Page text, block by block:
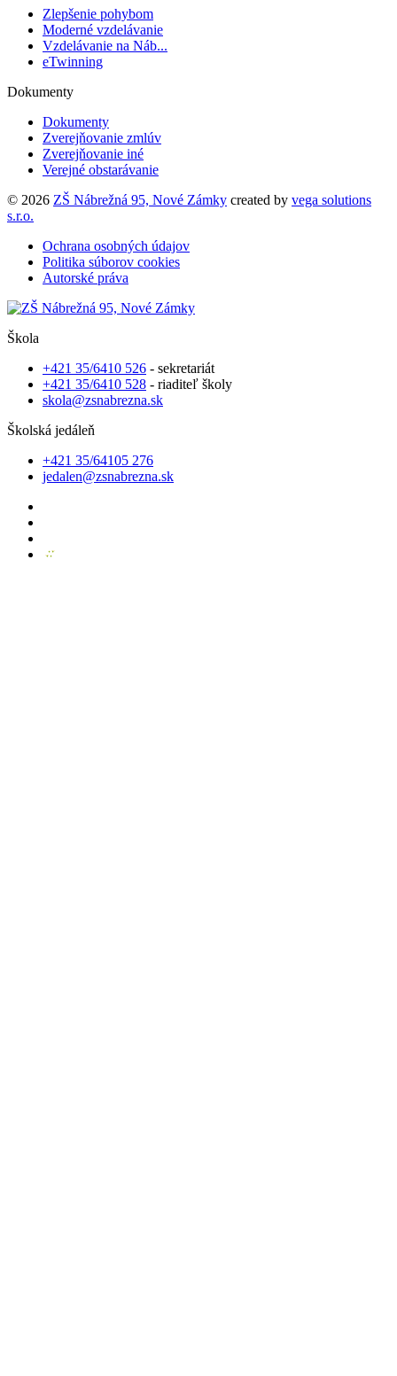
Zlepšenie pohybom
Moderné vzdelávanie
Vzdelávanie na Náb...
eTwinning
Dokumenty
Dokumenty
Zverejňovanie zmlúv
Zverejňovanie iné
Verejné obstarávanie
© 2026 ZŠ Nábrežná 95, Nové Zámky created by vega solutions
s.r.o.
Ochrana osobných údajov
Politika súborov cookies
Autorské práva
Škola
+421 35/6410 526 - sekretariát
+421 35/6410 528 - riaditeľ školy
skola@zsnabrezna.sk
Školská jedáleň
+421 35/64105 276
jedalen@zsnabrezna.sk